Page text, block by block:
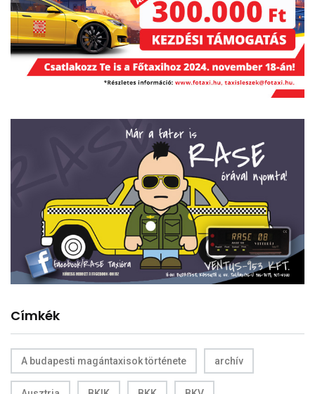
Címkék
A budapesti magántaxisok története archív